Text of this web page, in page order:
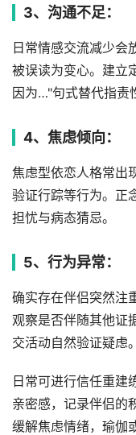
3、沟通不足：
日常情感交流减少会
被误读为变心。建立
因为…"句式替代指责
4、焦虑倾向：
焦虑型依恋人格常出
验证行踪等行为。正
担忧与病态猜忌。
5、行为异常：
确实存在伴侣突然注
观察是否伴随其他证
交活动自然验证疑虑。
日常可进行信任重建
亲密感，记录伴侣的
缓解焦虑情绪，瑜伽